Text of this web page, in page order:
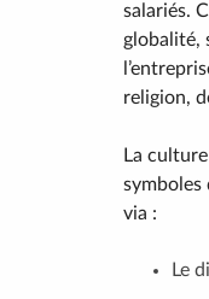
salariés.
globalité,
religion,
La
symboles
via :
Le